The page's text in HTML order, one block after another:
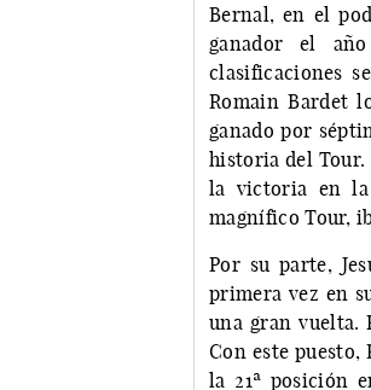
Bernal, en el
ganador el
clasificaciones
Romain Bardet
ganado por
historia del Tour.
la victoria en la
magnífico Tour,
Por su parte,
primera vez en
una gran vuelta.
Con este puesto,
la 21ª posición